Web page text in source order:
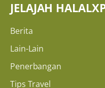
JELAJAH
Berita
Lain-Lain
Penerbangan
Tips Travel